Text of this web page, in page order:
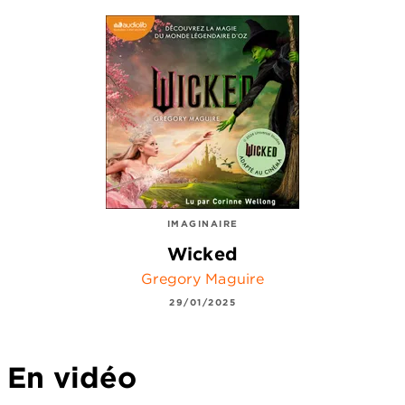
IMAGINAIRE
Wicked
Gregory Maguire
29/01/2025
En vidéo